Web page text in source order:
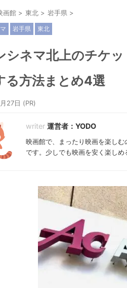
画館 > 東北 > 岩手県 >
岩手県 東北
シネマ北上のチケ
る方法まとめ4選
27日
運営者：YODO
映画館で、まったり映画を楽し
です。少しでも映画を安く楽しめ